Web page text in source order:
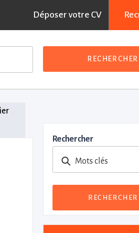
Déposer votre CV
RECHERCHER
Rechercher
Mots clés
RECHERCHER